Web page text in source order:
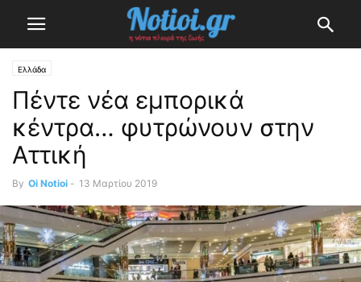
Ελλάδα
Πέντε νέα εμπορικά
κέντρα… φυτρώνουν στην
Αττική
By Oi Notioi - 13 Μαρτίου 2019